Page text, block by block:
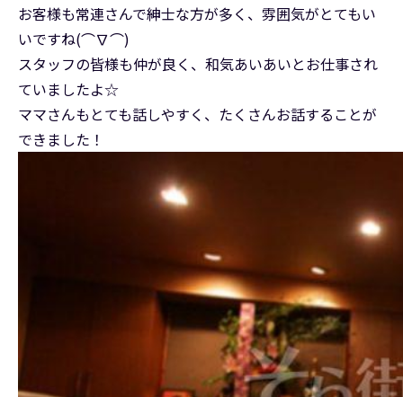
お客様も常連さんで紳士な方が多く、雰囲気がとてもい
いですね(⌒∇⌒)
スタッフの皆様も仲が良く、和気あいあいとお仕事され
ていましたよ☆
ママさんもとても話しやすく、たくさんお話することが
できました！